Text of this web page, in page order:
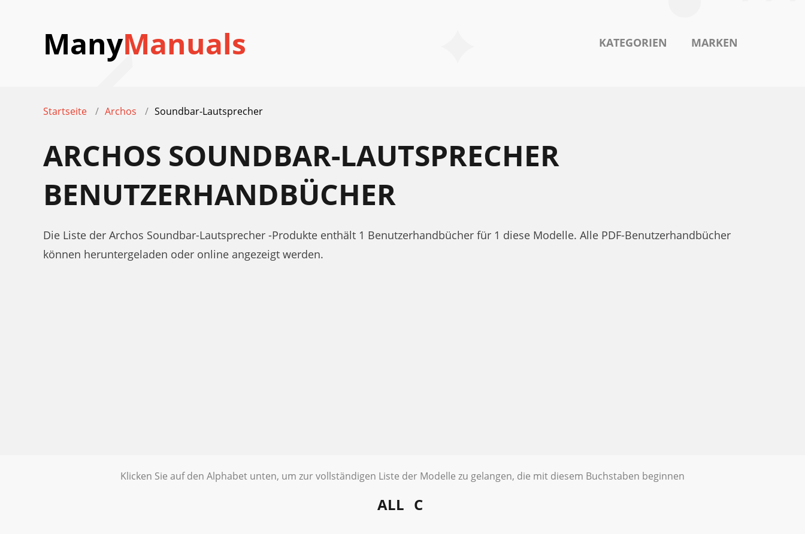
ManyManuals KATEGORIEN MARKEN
Startseite Archos Soundbar-Lautsprecher
ARCHOS SOUNDBAR-LAUTSPRECHER
BENUTZERHANDBÜCHER
Die Liste der Archos Soundbar-Lautsprecher -Produkte enthält 1 Benutzerhandbücher für 1 diese Modelle. Alle PDF-Benutzerhandbücher
können heruntergeladen oder online angezeigt werden.
Klicken Sie auf den Alphabet unten, um zur vollständigen Liste der Modelle zu gelangen, die mit diesem Buchstaben beginnen
ALL C